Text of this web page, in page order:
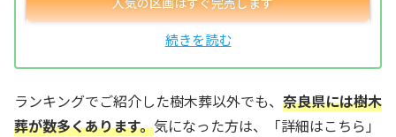
ランキングでご紹介した樹木葬以外でも、 奈良県には樹木
葬が数多くあります。気になった方は、「詳細はこちら」